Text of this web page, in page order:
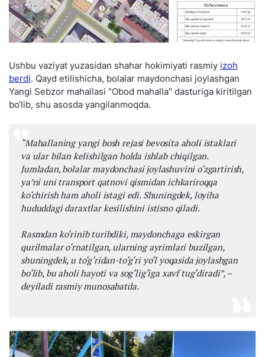
Ushbu vaziyat yuzasidan shahar hokimiyati rasmiy izoh
berdi. Qayd etilishicha, bolalar maydonchasi joylashgan
Yangi Sebzor mahallasi "Obod mahalla" dasturiga kiritilgan
bo‘lib, shu asosda yangilanmoqda.
“Mahallaning yangi bosh rejasi bevosita aholi istaklari
va ular bilan kelishilgan holda ishlab chiqilgan.
Jumladan, bolalar maydonchasi joylashuvini o‘zgartirish,
ya’ni uni transport qatnovi qismidan ichkariroqqa
ko‘chirish ham aholi istagi edi. Shuningdek, loyiha
hududdagi daraxtlar kesilishini istisno qiladi.
Rasmdan ko‘rinib turibdiki, maydonchaga eskirgan
qurilmalar o‘rnatilgan, ularning ayrimlari buzilgan,
shuningdek, u to‘g‘ridan-to‘g‘ri yo‘l yoqasida joylashgan
bo‘lib, bu aholi hayoti va sog‘lig‘iga xavf tug‘diradi”, –
deyiladi rasmiy munosabatda.